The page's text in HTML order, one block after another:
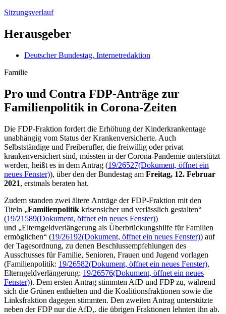
Sitzungsverlauf
Herausgeber
Deutscher Bundestag, Internetredaktion
Familie
Pro und Contra FDP-Anträge zur
Familien­politik in Corona-Zeiten
Die FDP-Fraktion fordert die Erhöhung der Kinderkrankentage
unabhängig vom Status der Krankenversicherte. Auch
Selbstständige und Freiberufler, die freiwillig oder privat
krankenversichert sind, müssten in der Corona-Pandemie unterstützt
werden, heißt es in dem Antrag (19/26527(Dokument, öffnet ein
neues Fenster)), über den der Bundestag am Freitag, 12. Februar
2021, erstmals beraten hat.
Zudem standen zwei ältere Anträge der FDP-Fraktion mit den
Titeln „Familienpolitik krisensicher und verlässlich gestalten“
(19/21589(Dokument, öffnet ein neues Fenster))
und „Elterngeldverlängerung als Überbrückungshilfe für Familien
ermöglichen“ (19/26192(Dokument, öffnet ein neues Fenster)) auf
der Tagesordnung, zu denen Beschlussempfehlungen des
Ausschusses für Familie, Senioren, Frauen und Jugend vorlagen
(Familienpolitik: 19/26582(Dokument, öffnet ein neues Fenster),
Elterngeldverlängerung: 19/26576(Dokument, öffnet ein neues
Fenster)). Dem ersten Antrag stimmten AfD und FDP zu, während
sich die Grünen enthielten und die Koalitionsfraktionen sowie die
Linksfraktion dagegen stimmten. Den zweiten Antrag unterstützte
neben der FDP nur die AfD,. die übrigen Fraktionen lehnten ihn ab.